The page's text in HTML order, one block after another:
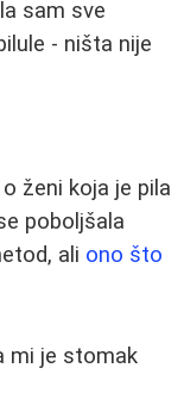
sam sve
- ništa nije
ženi koja je pila
poboljšala
ali ono što
mi je stomak